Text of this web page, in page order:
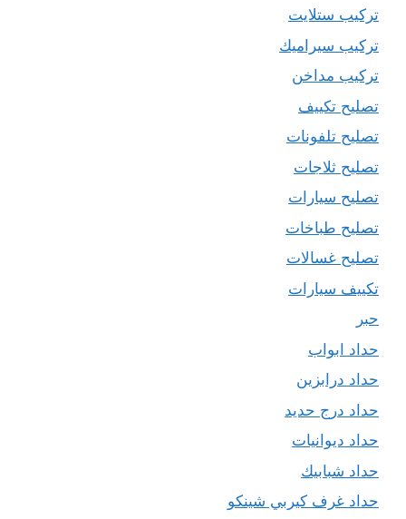
تركيب ستلايت
تركيب سيراميك
تركيب مداخن
تصليح تكييف
تصليح تلفونات
تصليح ثلاجات
تصليح سيارات
تصليح طباخات
تصليح غسالات
تكييف سيارات
حبر
حداد ابواب
حداد درابزين
حداد درج حديد
حداد ديوانيات
حداد شبابيك
حداد غرف كيربي شينكو